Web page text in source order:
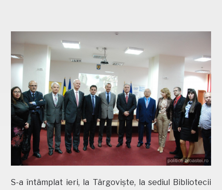
S-a întâmplat ieri, la Târgoviște, la sediul Bibliotecii